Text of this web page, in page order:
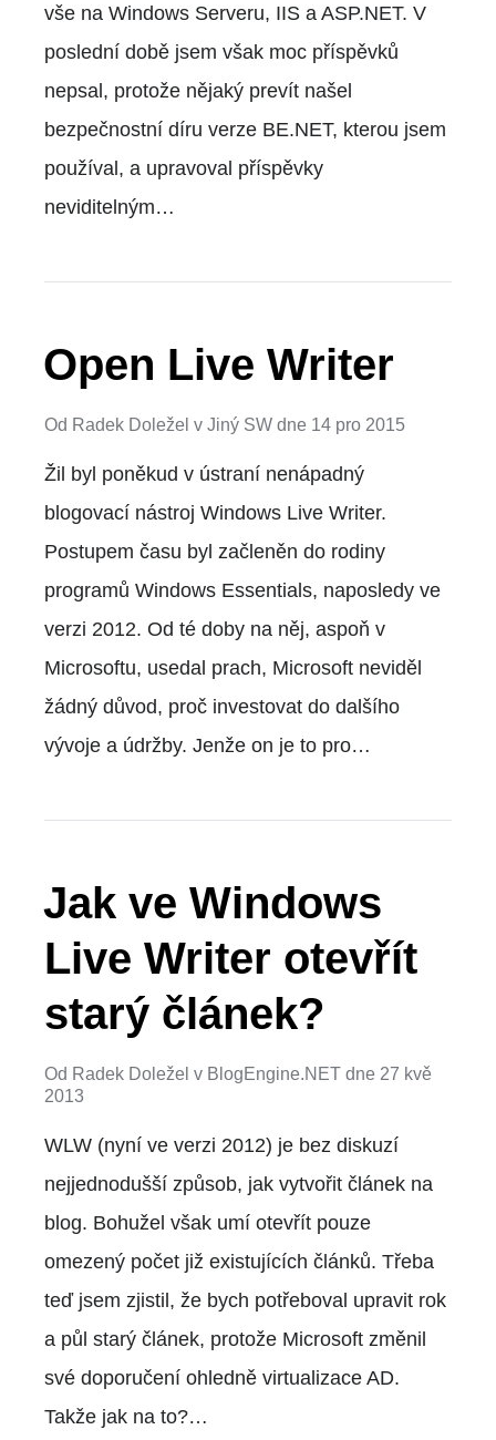
vše na Windows Serveru, IIS a ASP.NET. V
poslední době jsem však moc příspěvků
nepsal, protože nějaký prevít našel
bezpečnostní díru verze BE.NET, kterou jsem
používal, a upravoval příspěvky
neviditelným…
Open Live Writer
Od Radek Doležel v Jiný SW dne 14 pro 2015
Žil byl poněkud v ústraní nenápadný
blogovací nástroj Windows Live Writer.
Postupem času byl začleněn do rodiny
programů Windows Essentials, naposledy ve
verzi 2012. Od té doby na něj, aspoň v
Microsoftu, usedal prach, Microsoft neviděl
žádný důvod, proč investovat do dalšího
vývoje a údržby. Jenže on je to pro…
Jak ve Windows
Live Writer otevřít
starý článek?
Od Radek Doležel v BlogEngine.NET dne 27 kvě
2013
WLW (nyní ve verzi 2012) je bez diskuzí
nejjednodušší způsob, jak vytvořit článek na
blog. Bohužel však umí otevřít pouze
omezený počet již existujících článků. Třeba
teď jsem zjistil, že bych potřeboval upravit rok
a půl starý článek, protože Microsoft změnil
své doporučení ohledně virtualizace AD.
Takže jak na to?…